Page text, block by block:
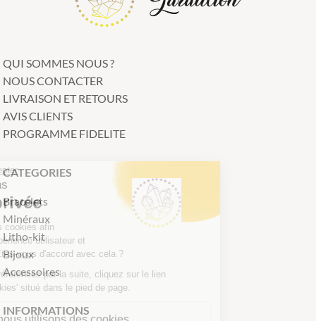
QUI SOMMES NOUS ?
NOUS CONTACTER
LIVRAISON ET RETOURS
AVIS CLIENTS
PROGRAMME FIDELITE
CATEGORIES
Bracelets
Minéraux
Litho-kit
Bijoux
Accessoires
INFORMATIONS
Continuer sans accepter
votre vie privée
Notre site utilise des cookies afin
d'améliorer votre expérience utilisateur et
suivre notre trafic. Êtes-vous d'accord avec cela ?
Pour modifier vos préférences par la suite, cliquez sur le lien
'Préférences de cookies' situé dans le pied de page.